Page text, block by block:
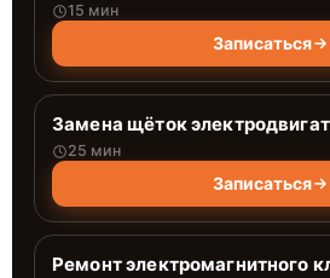
15 мин
Записаться
Замена щёток
25 мин
Записаться
Ремонт электромагнитного